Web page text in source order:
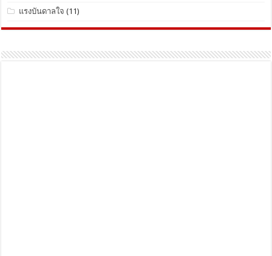
แรงบันดาลใจ (11)